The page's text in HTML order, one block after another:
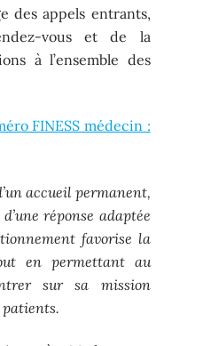
des appels entrants,
vous et de la
à l’ensemble des
FINESS médecin :
accueil permanent,
réponse adaptée
favorise la
en permettant au
sur sa mission
patients.